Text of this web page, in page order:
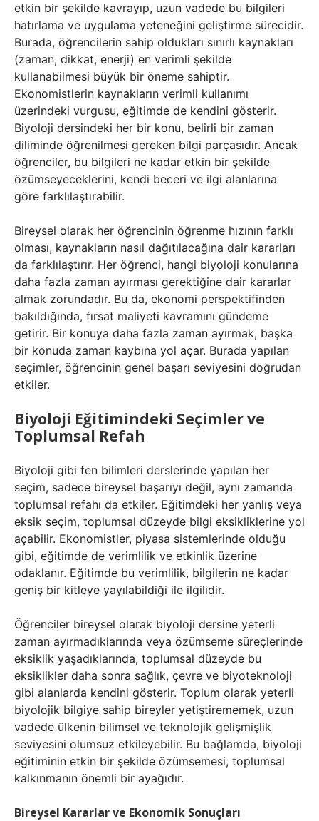
etkin bir şekilde kavrayıp, uzun vadede bu bilgileri
hatırlama ve uygulama yeteneğini geliştirme sürecidir.
Burada, öğrencilerin sahip oldukları sınırlı kaynakları
(zaman, dikkat, enerji) en verimli şekilde
kullanabilmesi büyük bir öneme sahiptir.
Ekonomistlerin kaynakların verimli kullanımı
üzerindeki vurgusu, eğitimde de kendini gösterir.
Biyoloji dersindeki her bir konu, belirli bir zaman
diliminde öğrenilmesi gereken bilgi parçasıdır. Ancak
öğrenciler, bu bilgileri ne kadar etkin bir şekilde
özümseyeceklerini, kendi beceri ve ilgi alanlarına
göre farklılaştırabilir.
Bireysel olarak her öğrencinin öğrenme hızının farklı
olması, kaynakların nasıl dağıtılacağına dair kararları
da farklılaştırır. Her öğrenci, hangi biyoloji konularına
daha fazla zaman ayırması gerektiğine dair kararlar
almak zorundadır. Bu da, ekonomi perspektifinden
bakıldığında, fırsat maliyeti kavramını gündeme
getirir. Bir konuya daha fazla zaman ayırmak, başka
bir konuda zaman kaybına yol açar. Burada yapılan
seçimler, öğrencinin genel başarı seviyesini doğrudan
etkiler.
Biyoloji Eğitimindeki Seçimler ve
Toplumsal Refah
Biyoloji gibi fen bilimleri derslerinde yapılan her
seçim, sadece bireysel başarıyı değil, aynı zamanda
toplumsal refahı da etkiler. Eğitimdeki her yanlış veya
eksik seçim, toplumsal düzeyde bilgi eksikliklerine yol
açabilir. Ekonomistler, piyasa sistemlerinde olduğu
gibi, eğitimde de verimlilik ve etkinlik üzerine
odaklanır. Eğitimde bu verimlilik, bilgilerin ne kadar
geniş bir kitleye yayılabildiği ile ilgilidir.
Öğrenciler bireysel olarak biyoloji dersine yeterli
zaman ayırmadıklarında veya özümseme süreçlerinde
eksiklik yaşadıklarında, toplumsal düzeyde bu
eksiklikler daha sonra sağlık, çevre ve biyoteknoloji
gibi alanlarda kendini gösterir. Toplum olarak yeterli
biyolojik bilgiye sahip bireyler yetiştirememek, uzun
vadede ülkenin bilimsel ve teknolojik gelişmişlik
seviyesini olumsuz etkileyebilir. Bu bağlamda, biyoloji
eğitiminin etkin bir şekilde özümsemesi, toplumsal
kalkınmanın önemli bir ayağıdır.
Bireysel Kararlar ve Ekonomik Sonuçları